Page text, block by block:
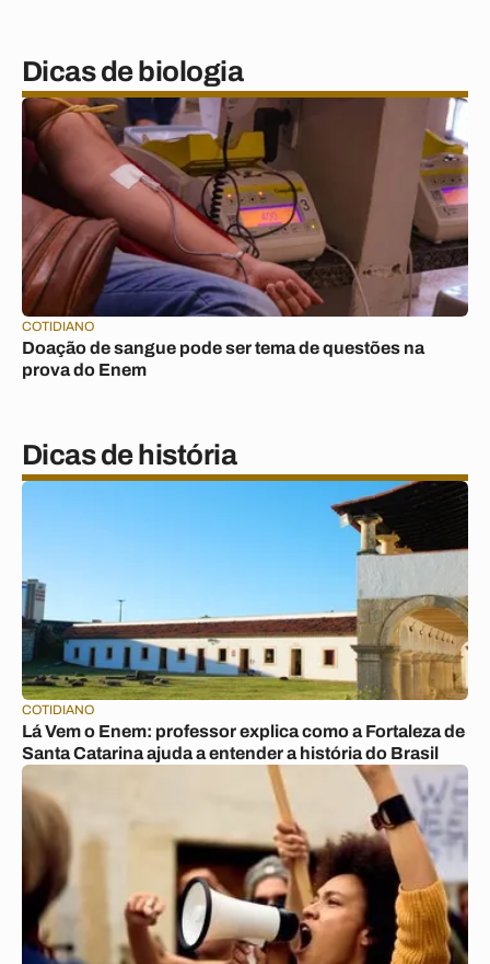
Dicas de biologia
COTIDIANO
Doação de sangue pode ser tema de questões na
prova do Enem
Dicas de história
COTIDIANO
Lá Vem o Enem: professor explica como a Fortaleza de
Santa Catarina ajuda a entender a história do Brasil